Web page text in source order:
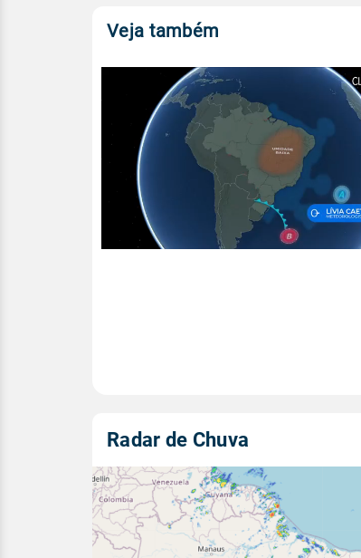
Veja também
Radar de Chuva